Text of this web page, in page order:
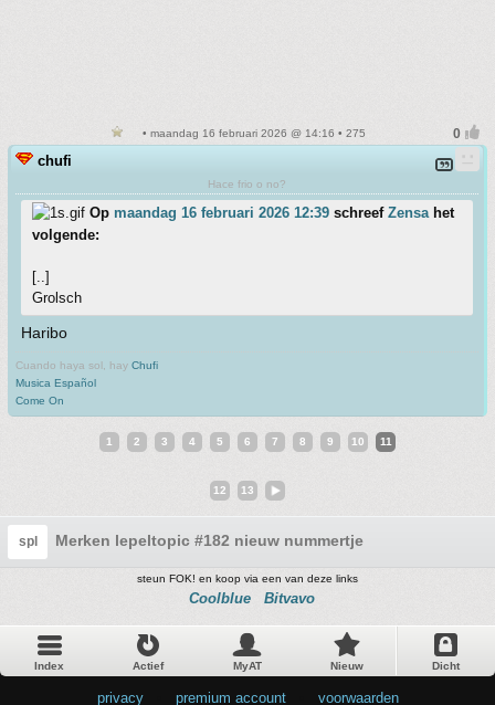
• maandag 16 februari 2026 @ 14:16 • 275
chufi
Hace frio o no?
Op maandag 16 februari 2026 12:39 schreef Zensahet
volgende:
[..]
Grolsch
Haribo
Cuando haya sol, hay Chufi
Musica Español
Come On
1 2 3 4 5 6 7 8 9 10 11
12 13
spl Merken lepeltopic #182 nieuw nummertje
steun FOK! en koop via een van deze links
Coolblue Bitvavo
Index Actief MyAT Nieuw Dicht
privacy premium account voorwaarden